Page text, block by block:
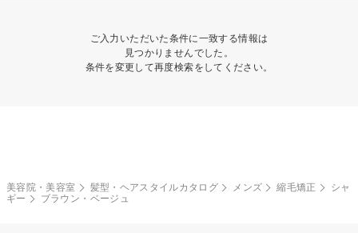
ご入力いただいた条件に一致する情報は
見つかりませんでした。
条件を変更して再度検索をしてください。
美容院・美容室 髪型・ヘアスタイルカタログ メンズ 縮毛矯正
シャ
ギー
ブラウン・ベージュ